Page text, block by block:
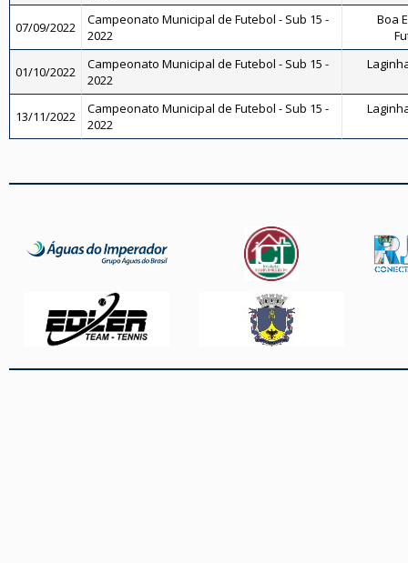
07/09/2022
Campeonato Municipal de Futebol - Sub 15 -
2022
Boa
01/10/2022
Campeonato Municipal de Futebol - Sub 15 -
2022
13/11/2022
Campeonato Municipal de Futebol - Sub 15 -
2022